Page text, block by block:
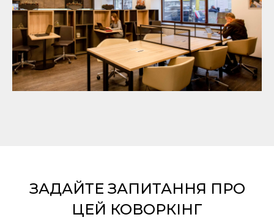
ЗАДАЙТЕ ЗАПИТАННЯ ПРО
ЦЕЙ КОВОРКІНГ